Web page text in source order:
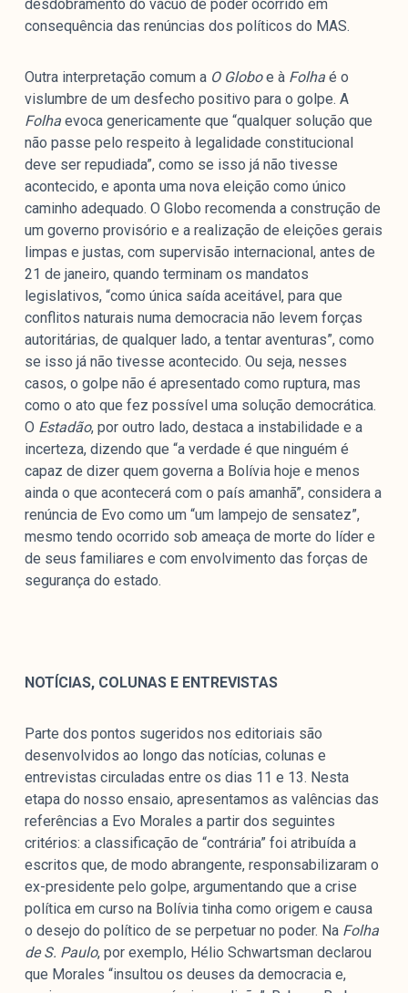
desdobramento do vácuo de poder ocorrido em
consequência das renúncias dos políticos do MAS.
Outra interpretação comum a O Globoe à Folha é o
vislumbre de um desfecho positivo para o golpe. A
Folhaevoca genericamente que “qualquer solução que
não passe pelo respeito à legalidade constitucional
deve ser repudiada”, como se isso já não tivesse
acontecido, e aponta uma nova eleição como único
caminho adequado. O Globo recomenda a construção de
um governo provisório e a realização de eleições gerais
limpas e justas, com supervisão internacional, antes de
21 de janeiro, quando terminam os mandatos
legislativos, “como única saída aceitável, para que
conflitos naturais numa democracia não levem forças
autoritárias, de qualquer lado, a tentar aventuras”, como
se isso já não tivesse acontecido. Ou seja, nesses
casos, o golpe não é apresentado como ruptura, mas
como o ato que fez possível uma solução democrática.
O Estadão, por outro lado, destaca a instabilidade e a
incerteza, dizendo que “a verdade é que ninguém é
capaz de dizer quem governa a Bolívia hoje e menos
ainda o que acontecerá com o país amanhã”, considera a
renúncia de Evo como um “um lampejo de sensatez”,
mesmo tendo ocorrido sob ameaça de morte do líder e
de seus familiares e com envolvimento das forças de
segurança do estado.
NOTÍCIAS, COLUNAS E ENTREVISTAS
Parte dos pontos sugeridos nos editoriais são
desenvolvidos ao longo das notícias, colunas e
entrevistas circuladas entre os dias 11 e 13. Nesta
etapa do nosso ensaio, apresentamos as valências das
referências a Evo Morales a partir dos seguintes
critérios: a classificação de “contrária” foi atribuída a
escritos que, de modo abrangente, responsabilizaram o
ex-presidente pelo golpe, argumentando que a crise
política em curso na Bolívia tinha como origem e causa
o desejo do político de se perpetuar no poder. Na Folha
de S. Paulo, por exemplo, Hélio Schwartsman declarou
que Morales “insultou os deuses da democracia e,